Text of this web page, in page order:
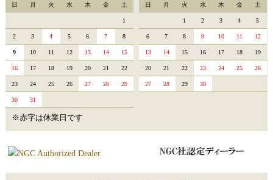
日 月 火 水 木 金 土
1
2 3 4 5 6 7 8
9 10 11 12 13 14 15
16 17 18 19 20 21 22
23 24 25 26 27 28 29
30 31
日 月 火 水 木 金 土
1 2 3 4 5
6 7 8 9 10 11 12
13 14 15 16 17 18 19
20 21 22 23 24 25 26
27 28 29 30
※赤字は休業日です